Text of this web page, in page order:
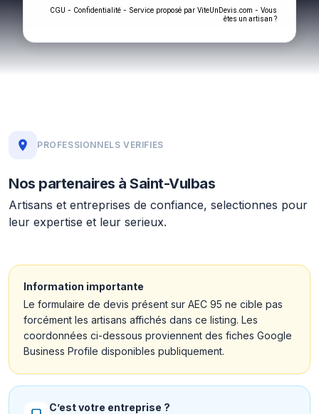
CGU - Confidentialité - Service proposé par ViteUnDevis.com - Vous
êtes un artisan ?
PROFESSIONNELS VERIFIES
Nos partenaires à Saint-Vulbas
Artisans et entreprises de confiance, selectionnes pour
leur expertise et leur serieux.
Information importante
Le formulaire de devis présent sur AEC 95 ne cible pas
forcément les artisans affichés dans ce listing. Les
coordonnées ci-dessous proviennent des fiches Google
Business Profile disponibles publiquement.
C’est votre entreprise ?